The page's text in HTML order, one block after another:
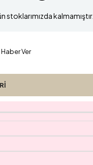
stoklarımızda kalmamıştır.
Ver